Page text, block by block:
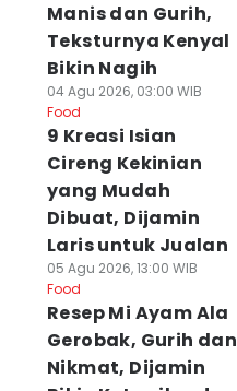
Manis dan Gurih,
Teksturnya Kenyal
Bikin Nagih
04 Agu 2026, 03:00 WIB
Food
9 Kreasi Isian
Cireng Kekinian
yang Mudah
Dibuat, Dijamin
Laris untuk Jualan
05 Agu 2026, 13:00 WIB
Food
Resep Mi Ayam Ala
Gerobak, Gurih dan
Nikmat, Dijamin